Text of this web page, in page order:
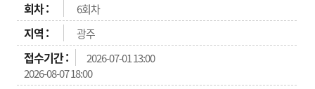
6회차
광주
2026-07-01 13:00
2026-08-07 18:00